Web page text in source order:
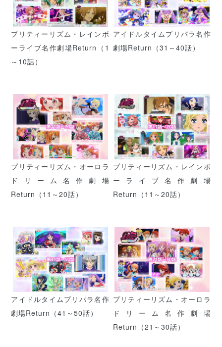
プリティーリズム・レインボ
ーライブ名作劇場Return（1
～10話）
アイドルタイムプリパラ名作
劇場Return（31～40話）
プリティーリズム・オーロラ
ドリーム名作劇場
Return（11～20話）
プリティーリズム・レインボ
ーライブ名作劇場
Return（11～20話）
アイドルタイムプリパラ名作
劇場Return（41～50話）
プリティーリズム・オーロラ
ドリーム名作劇場
Return（21～30話）